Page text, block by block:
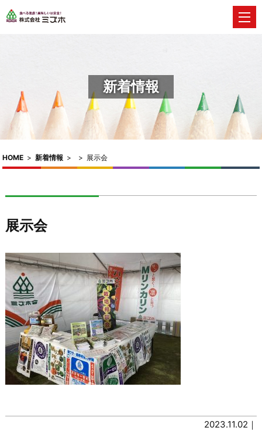
新着情報
HOME > 新着情報 > > 展示会
展示会
2023.11.02｜